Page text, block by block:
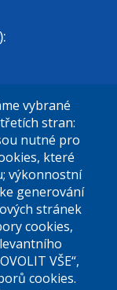
vybrané
stran:
nutné pro
které
výkonnostní
generování
stránek
cookies,
VŠE“,
cookies.